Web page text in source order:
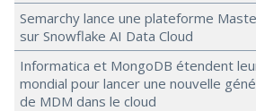
Semarchy lance une plateforme
sur Snowflake AI Data Cloud
Informatica et MongoDB étendent
mondial pour lancer une nouvelle
de MDM dans le cloud